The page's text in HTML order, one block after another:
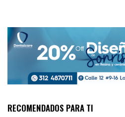
RECOMENDADOS PARA TI